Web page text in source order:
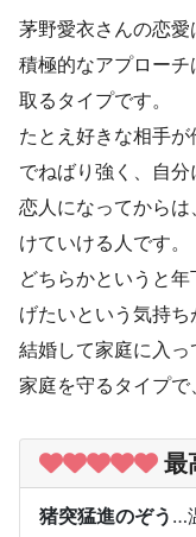
茅野愛衣さんの恋愛
積極的なアプロー
取るタイプです。
たとえ好きな相手
でねばり強く、自分
恋人になってから
けていける人です。
どちらかというと
げたいという気持ち
結婚して家庭に入
家庭を守るタイプで
最
猪突猛進のぞう …